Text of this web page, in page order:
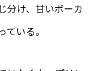
分け、甘いボーカ
いる。